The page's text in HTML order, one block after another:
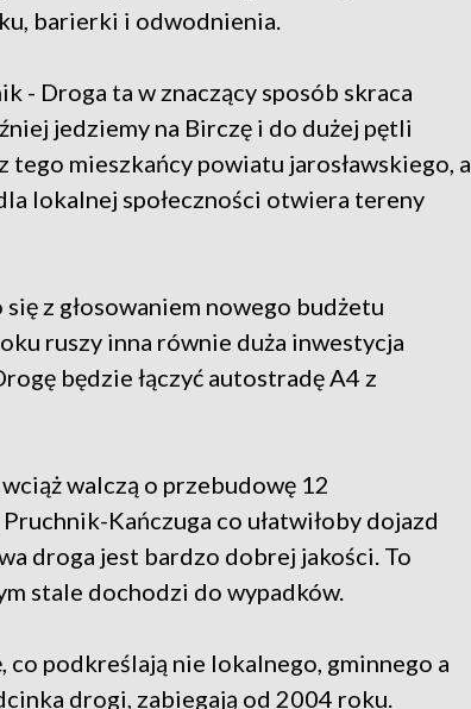
barierki i odwodnienia.
- Droga ta w znaczący sposób skraca
jedziemy na Birczę i do dużej pętli
mieszkańcy powiatu jarosławskiego, a
lokalnej społeczności otwiera tereny
z głosowaniem nowego budżetu
ruszy inna równie duża inwestycja
będzie łączyć autostradę A4 z
walczą o przebudowę 12
Kańczuga co ułatwiłoby dojazd
droga jest bardzo dobrej jakości. To
stale dochodzi do wypadków.
podkreślają nie lokalnego, gminnego a
drogi, zabiegają od 2004 roku.